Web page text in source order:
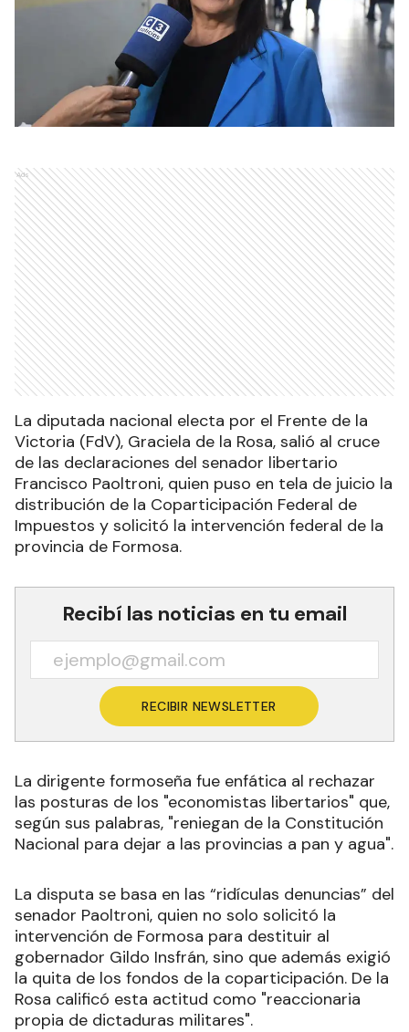
Ads
La diputada nacional electa por el Frente de la
Victoria (FdV), Graciela de la Rosa, salió al cruce
de las declaraciones del senador libertario
Francisco Paoltroni, quien puso en tela de juicio la
distribución de la Coparticipación Federal de
Impuestos y solicitó la intervención federal de la
provincia de Formosa.
Recibí las noticias en tu email
RECIBIR NEWSLETTER
La dirigente formoseña fue enfática al rechazar
las posturas de los "economistas libertarios" que,
según sus palabras, "reniegan de la Constitución
Nacional para dejar a las provincias a pan y agua".
La disputa se basa en las “ridículas denuncias” del
senador Paoltroni, quien no solo solicitó la
intervención de Formosa para destituir al
gobernador Gildo Insfrán, sino que además exigió
la quita de los fondos de la coparticipación. De la
Rosa calificó esta actitud como "reaccionaria
propia de dictaduras militares".